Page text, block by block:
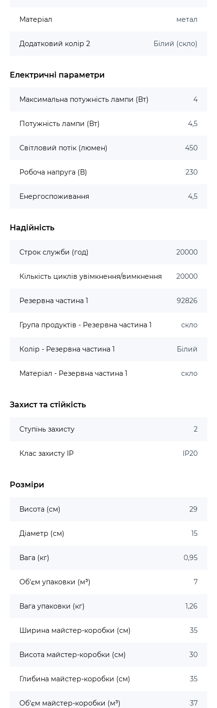
Матеріал метал
Додатковий колір 2 Білий (скло)
Електричні параметри
Максимальна потужність лампи (Вт) 4
Потужність лампи (Вт) 4,5
Світловий потік (люмен) 450
Робоча напруга (В) 230
Енергоспоживання 4,5
Надійність
Строк служби (год) 20000
Кількість циклів увімкнення/вимкнення 20000
Резервна частина 1 92826
Група продуктів - Резервна частина 1 скло
Колір - Резервна частина 1 Білий
Матеріал - Резервна частина 1 скло
Захист та стійкість
Ступінь захисту 2
Клас захисту IP IP20
Розміри
Висота (см) 29
Діаметр (см) 15
Вага (кг) 0,95
Об'єм упаковки (м³) 7
Вага упаковки (кг) 1,26
Ширина майстер-коробки (см) 35
Висота майстер-коробки (см) 30
Глибина майстер-коробки (см) 35
Об'єм майстер-коробки (м³) 37